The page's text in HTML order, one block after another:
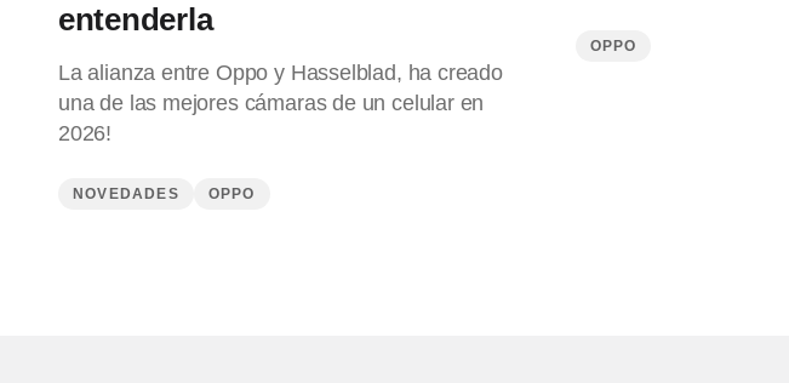
entenderla
La alianza entre Oppo y Hasselblad, ha creado
una de las mejores cámaras de un celular en
2026!
NOVEDADES OPPO
OPPO